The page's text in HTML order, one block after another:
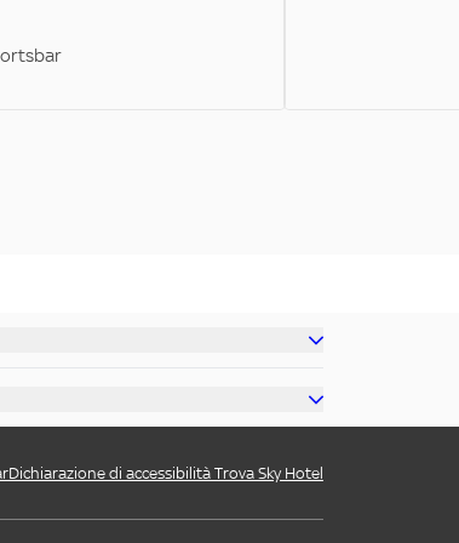
Dichiarazione di accessibilità Trova Sky Hotel